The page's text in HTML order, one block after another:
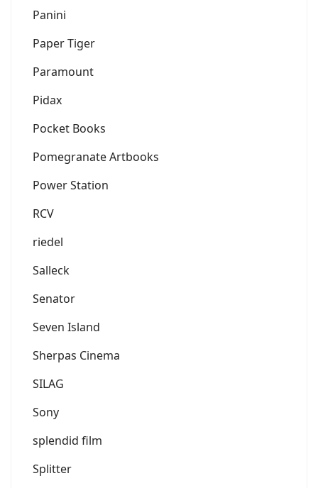
Panini
Paper Tiger
Paramount
Pidax
Pocket Books
Pomegranate Artbooks
Power Station
RCV
riedel
Salleck
Senator
Seven Island
Sherpas Cinema
SILAG
Sony
splendid film
Splitter